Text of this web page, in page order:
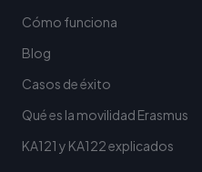
Cómo funciona
Blog
Casos de éxito
Qué es la movilidad Erasmus
KA121 y KA122 explicados